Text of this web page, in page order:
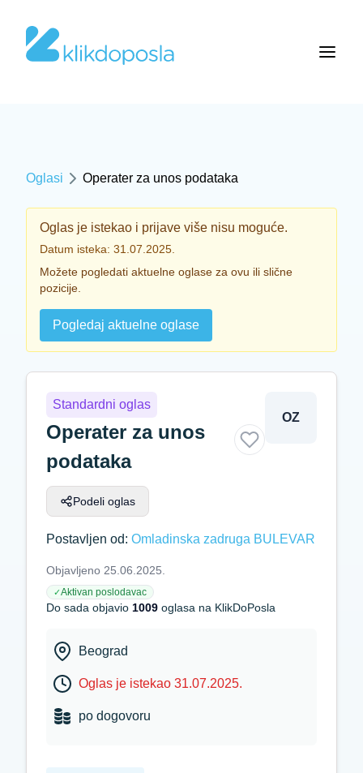
Oglasi Operater za unos podataka
Oglas je istekao i prijave više nisu moguće.
Datum isteka: 31.07.2025.
Možete pogledati aktuelne oglase za ovu ili slične
pozicije.
Pogledaj aktuelne oglase
Standardni oglas
Operater za unos
podataka
Podeli oglas
OZ
Postavljen od: Omladinska zadruga BULEVAR
Objavljeno 25.06.2025.
✓Aktivan poslodavac
Do sada objavio 1009 oglasa na KlikDoPosla
Beograd
Oglas je istekao 31.07.2025.
po dogovoru